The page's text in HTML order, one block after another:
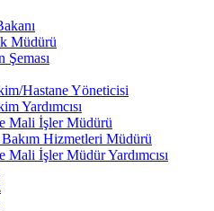
Müdürü
Şeması
Hastane Yöneticisi
Yardımcısı
Mali İşler Müdürü
Bakım Hizmetleri Müdürü
Mali İşler Müdür Yardımcısı